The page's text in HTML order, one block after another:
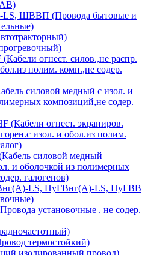
ШВВП (Провода бытовые и
огнест. силов.,не распр.
полим. комп.,не содер.
силовой медный с изол. и
композиций,не содер.
огнест. экраниров.
изол. и обол.из полим.
силовой медный
и оболочкой из полимерных
галогенов)
LS, ПуГВнг(А)-LS, ПуГВВ
установочные . не содер.
термостойкий)
изолированный провод)